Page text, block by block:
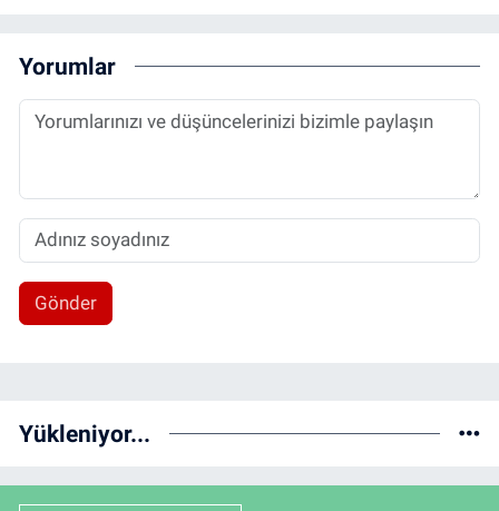
Yorumlar
Gönder
Yükleniyor...